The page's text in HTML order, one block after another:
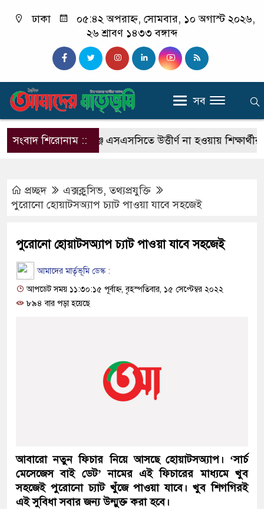
ঢাকা
০৫:৪২ অপরাহ্ন, সোমবার, ১০ অগাস্ট ২০২৬,
২৬ শ্রাবণ ১৪৩৩ বঙ্গাব্দ
সব
সংবাদ শিরোনাম ::
শিবগঞ্জে এসএসসিতে উত্তীর্ণ না হওয়ায় শিক্ষার্থীর মৃত্যু
প্রচ্ছদ এক্সক্লুসিভ,তথ্যপ্রযুক্তি
পুরোনো হোয়াটসঅ্যাপ চ্যাট পাওয়া যাবে সহজেই
পুরোনো হোয়াটসঅ্যাপ চ্যাট পাওয়া যাবে সহজেই
আমাদের মার্তৃভূমি ডেস্ক :
আপডেট সময় ১১:৩০:১৫ পূর্বাহ্ন, বৃহস্পতিবার, ১৫ সেপ্টেম্বর ২০২২
৮৯৪ বার পড়া হয়েছে
আবারো নতুন ফিচার নিয়ে আসছে হোয়াটসঅ্যাপ। ‘সার্চ
মেসেজেস বাই ডেট’ নামের এই ফিচারের মাধ্যমে খুব
সহজেই পুরোনো চ্যাট খুঁজে পাওয়া যাবে। খুব শিগগিরই
এই সুবিধা সবার জন্য উন্মুক্ত করা হবে।